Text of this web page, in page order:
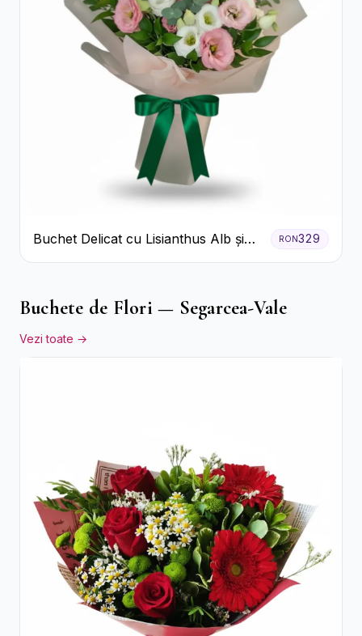
Buchet Delicat cu Lisianthus Alb și
Roz
RON329
Buchete de Flori — Segarcea-Vale
Vezi toate →